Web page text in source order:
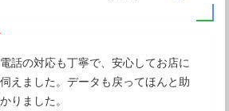
電話の対応も丁寧で、安心してお店に
伺えました。データも戻ってほんと助
かりました。